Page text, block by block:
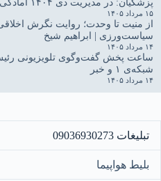
پزشکیان: در مدیریت دی ۱۴۰۴ آمادگی لازم نبود
۱۵ مرداد ۱۴۰۵
از منیت تا وحدت؛ روایت نگرش
سیاست‌ورزی | ابراهیم شیخ
۱۴ مرداد ۱۴۰۵
ساعت پخش گفت‌وگوی تلویزیونی
شبکه‌ی ۱ و خبر
۱۴ مرداد ۱۴۰۵
تبلیغات 09036930273
بلیط هواپیما